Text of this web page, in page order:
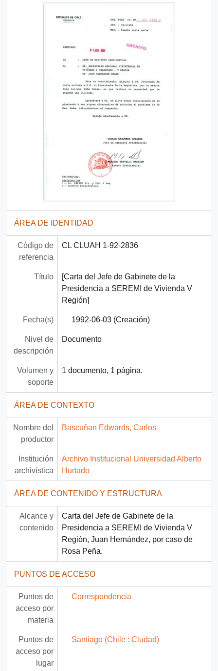
ÁREA DE IDENTIDAD
Código de
referencia
CL CLUAH 1-92-2836
Título
[Carta del Jefe de Gabinete de la
Presidencia a SEREMI de Vivienda V
Región]
Fecha(s) 1992-06-03 (Creación)
Nivel de
descripción
Documento
Volumen y
soporte
1 documento, 1 página.
ÁREA DE CONTEXTO
Nombre del
productor
Bascuñan Edwards, Carlos
Institución
archivística
Archivo Institucional Universidad Alberto
Hurtado
ÁREA DE CONTENIDO Y ESTRUCTURA
Alcance y
contenido
Carta del Jefe de Gabinete de la
Presidencia a SEREMI de Vivienda V
Región, Juan Hernández, por caso de
Rosa Peña.
PUNTOS DE ACCESO
Puntos de
acceso por
materia
Correspondencia
Puntos de
acceso por
lugar
Santiago (Chile : Ciudad)